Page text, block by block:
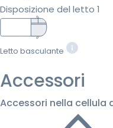
Disposizione del letto 1
Letto basculante
Accessori
Accessori nella cellula